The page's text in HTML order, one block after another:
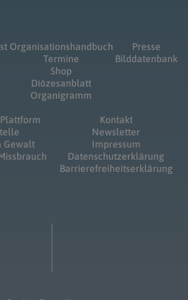
Organisationshandbuch
Termine
Shop
Diözesanblatt
Organigramm
Presse
Bilddatenbank
Gewalt
Kontakt
Newsletter
Impressum
Datenschutzerklärung
Barrierefreiheitserklärung